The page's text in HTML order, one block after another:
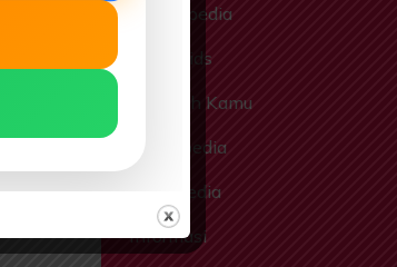
Ragampedia
Smartkids
Tahukah Kamu
Tokohpedia
Videopedia
Informasi